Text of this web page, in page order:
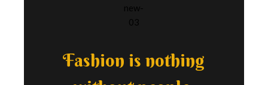
Fashion is nothing